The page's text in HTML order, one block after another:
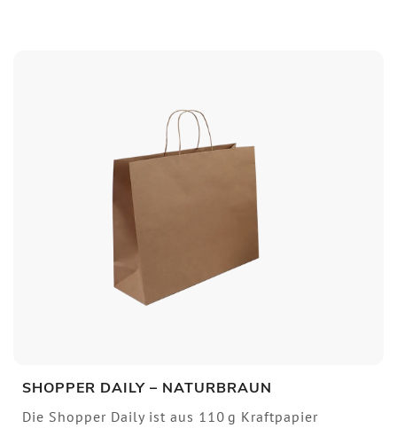
SHOPPER DAILY – NATURBRAUN
Die Shopper Daily ist aus 110 g Kraftpapier